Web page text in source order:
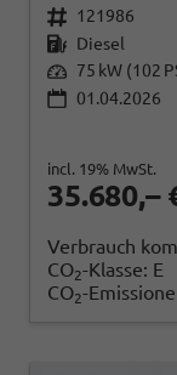
121986
Diesel
75 kW (102
01.04.2026
35.680,–
incl. 19% MwSt.
Verbrauch
CO2-Klasse: E
CO2-